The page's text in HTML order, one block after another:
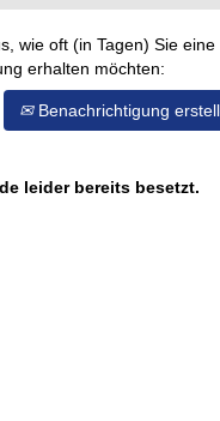
wie oft (in Tagen) Sie eine
erhalten möchten:
Benachrichtigung
leider bereits besetzt.